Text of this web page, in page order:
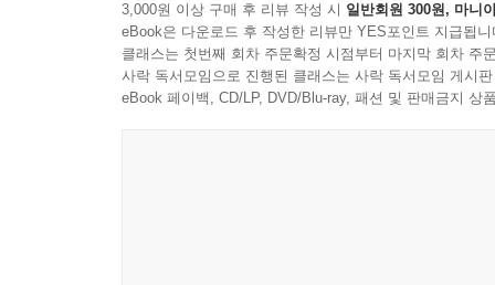
‘아시아’란 유럽에서 자기동일성을 비추는 타자
표상하는 용어로 전유하여 왔다. 이 가운데 “
‘기축’으로서 제1부가 다루는 내용이다. 어디까
개별적인 차이에도 불구하고 사회적인 집합 인식,
3,000원 이상 구매 후 리뷰 작성 시 일반회원 300원, 마니
eBook은 다운로드 후 작성한 리뷰만 YES포인트 지급됩니
클래스는 첫번째 회차 주문확정 시점부터 마지막 회차 주
사락 독서모임으로 진행된 클래스는 사락 독서모임 게시
eBook 페이백, CD/LP, DVD/Blu-ray, 패션 및 판매금지 상